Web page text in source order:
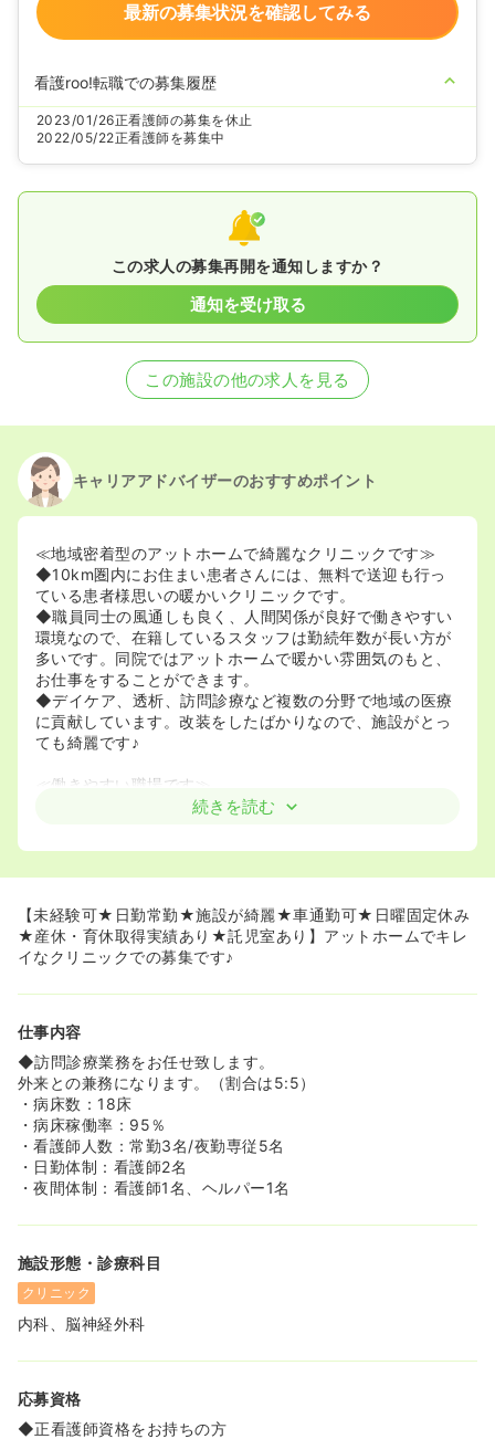
最新の募集状況を確認してみる
看護roo!転職での募集履歴
2023/01/26正看護師の募集を休止
2022/05/22正看護師を募集中
この求人の募集再開を通知しますか？
通知を受け取る
この施設の他の求人を見る
キャリアアドバイザーのおすすめポイント
≪地域密着型のアットホームで綺麗なクリニックです≫
◆10km圏内にお住まい患者さんには、無料で送迎も行っ
ている患者様思いの暖かいクリニックです。
◆職員同士の風通しも良く、人間関係が良好で働きやすい
環境なので、在籍しているスタッフは勤続年数が長い方が
多いです。同院ではアットホームで暖かい雰囲気のもと、
お仕事をすることができます。
◆デイケア、透析、訪問診療など複数の分野で地域の医療
に貢献しています。改装をしたばかりなので、施設がとっ
ても綺麗です♪
≪働きやすい職場です≫
◆外来患者数が1日15～20名程度なので、ゆったり働くこ
診療のお手伝いもご担当して頂きます。
続きを読む
【未経験可★日勤常勤★施設が綺麗★車通勤可★日曜固定休み
★産休・育休取得実績あり★託児室あり】アットホームでキレ
イなクリニックでの募集です♪
仕事内容
◆訪問診療業務をお任せ致します。
外来との兼務になります。（割合は5:5）
・病床数：18床
・病床稼働率：95％
・看護師人数：常勤3名/夜勤専従5名
・日勤体制：看護師2名
・夜間体制：看護師1名、ヘルパー1名
施設形態・診療科目
クリニック
内科、脳神経外科
応募資格
◆正看護師資格をお持ちの方